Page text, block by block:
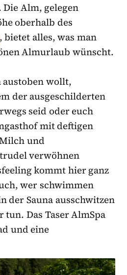
Alm, gelegen
oberhalb des
bietet alles, was man
Almurlaub wünscht.
wollt,
der ausgeschilderten
seid oder euch
mit deftigen
und
verwöhnen
kommt hier ganz
wer schwimmen
der Sauna ausschwitzen
Das Taser AlmSpa
und eine